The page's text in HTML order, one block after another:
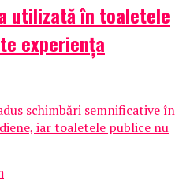
utilizată în toaletele
experiența
schimbări semnificative în
iar toaletele publice nu